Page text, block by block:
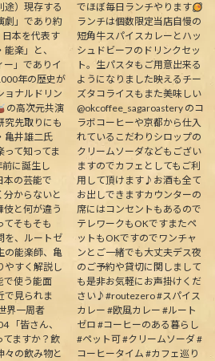
）現存する
劇」であり約
本を代表す
楽」と、
ー」でありイ
年の歴史が
ョナルドリン
の高次元共演
究先取りにも
亀井雄二氏
って知ってま
に誕生し
本の芸能で
分からないと
伎と何が違う
てそもそも
を、ルートゼ
の能楽師、亀
やすく解説し
で使う能面
で見られま
界一周者
「皆さん、
てますか？飲
々の飲み物と
でほぼ毎日ランチやります
ランチは個数限定当店自慢の
短角牛スパイスカレーとハッ
シュドビーフのドリンクセッ
ト。生パスタもご用意出来る
ようになりました映えるチー
ズタコライスもまた美味しい
@okcoffee_sagaroastery のコ
ラボコーヒーや京都から仕入
れているこだわりシロップの
クリームソーダなどもござい
ますのでカフェとしてもご利
用して頂けます♪お酒も全て
お出しできますカウンターの
席にはコンセントもあるので
テレワークもOKですまたペ
ットもOKですのでワンチャ
ンとご一緒でも大丈夫デス夜
のご予約や貸切に関しまして
も是非お気軽にお声掛けくだ
さい♪#routezero #スパイス
カレー #欧風カレー #ルート
ゼロ #コーヒーのある暮らし
#ペット可 #クリームソーダ #
コーヒータイム #カフェ巡り